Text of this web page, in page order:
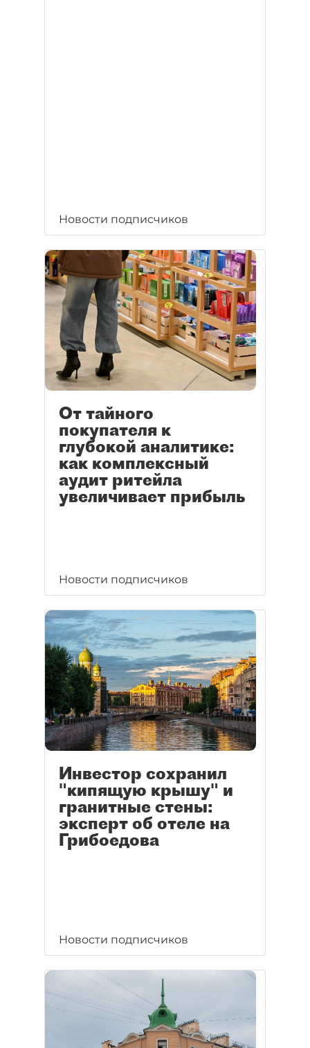
Новости подписчиков
От тайного
покупателя к
глубокой аналитике:
как комплексный
аудит ритейла
увеличивает прибыль
Новости подписчиков
Инвестор сохранил
"кипящую крышу" и
гранитные стены:
эксперт об отеле на
Грибоедова
Новости подписчиков